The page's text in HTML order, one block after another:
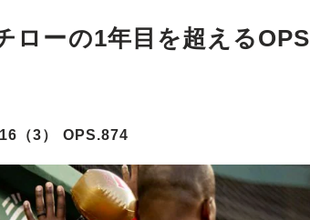
ローの1年目を超えるOPS
（3） OPS.874